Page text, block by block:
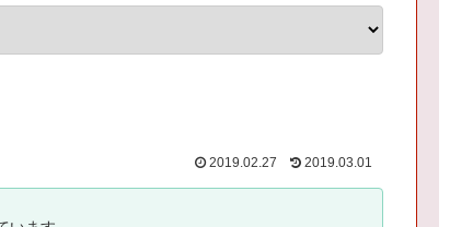
2019.02.27 2019.03.01